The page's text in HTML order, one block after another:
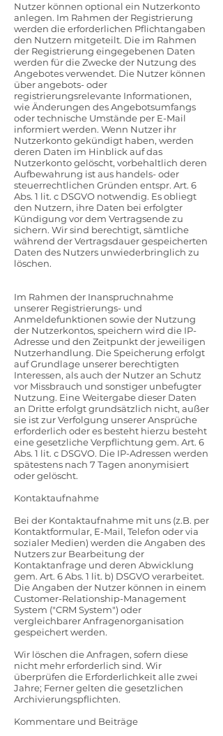
Nutzer können optional ein Nutzerkonto
anlegen. Im Rahmen der Registrierung
werden die erforderlichen Pflichtangaben
den Nutzern mitgeteilt. Die im Rahmen
der Registrierung eingegebenen Daten
werden für die Zwecke der Nutzung des
Angebotes verwendet. Die Nutzer können
über angebots- oder
registrierungsrelevante Informationen,
wie Änderungen des Angebotsumfangs
oder technische Umstände per E-Mail
informiert werden. Wenn Nutzer ihr
Nutzerkonto gekündigt haben, werden
deren Daten im Hinblick auf das
Nutzerkonto gelöscht, vorbehaltlich deren
Aufbewahrung ist aus handels- oder
steuerrechtlichen Gründen entspr. Art. 6
Abs. 1 lit. c DSGVO notwendig. Es obliegt
den Nutzern, ihre Daten bei erfolgter
Kündigung vor dem Vertragsende zu
sichern. Wir sind berechtigt, sämtliche
während der Vertragsdauer gespeicherten
Daten des Nutzers unwiederbringlich zu
löschen.
Im Rahmen der Inanspruchnahme
unserer Registrierungs- und
Anmeldefunktionen sowie der Nutzung
der Nutzerkontos, speichern wird die IP-
Adresse und den Zeitpunkt der jeweiligen
Nutzerhandlung. Die Speicherung erfolgt
auf Grundlage unserer berechtigten
Interessen, als auch der Nutzer an Schutz
vor Missbrauch und sonstiger unbefugter
Nutzung. Eine Weitergabe dieser Daten
an Dritte erfolgt grundsätzlich nicht, außer
sie ist zur Verfolgung unserer Ansprüche
erforderlich oder es besteht hierzu besteht
eine gesetzliche Verpflichtung gem. Art. 6
Abs. 1 lit. c DSGVO. Die IP-Adressen werden
spätestens nach 7 Tagen anonymisiert
oder gelöscht.
Kontaktaufnahme
Bei der Kontaktaufnahme mit uns (z.B. per
Kontaktformular, E-Mail, Telefon oder via
sozialer Medien) werden die Angaben des
Nutzers zur Bearbeitung der
Kontaktanfrage und deren Abwicklung
gem. Art. 6 Abs. 1 lit. b) DSGVO verarbeitet.
Die Angaben der Nutzer können in einem
Customer-Relationship-Management
System ("CRM System") oder
vergleichbarer Anfragenorganisation
gespeichert werden.
Wir löschen die Anfragen, sofern diese
nicht mehr erforderlich sind. Wir
überprüfen die Erforderlichkeit alle zwei
Jahre; Ferner gelten die gesetzlichen
Archivierungspflichten.
Kommentare und Beiträge